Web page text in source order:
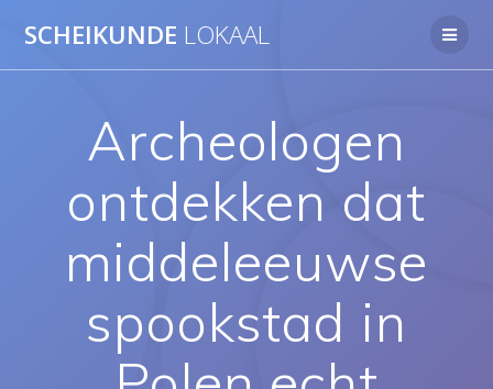
naar
SCHEIKUNDE LOKAAL
Archeologen
ontdekken dat
middeleeuwse
spookstad in